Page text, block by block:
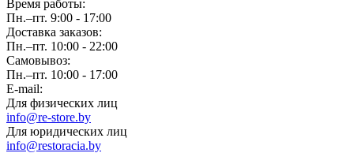
Время работы:
Пн.–пт. 9:00 - 17:00
Доставка заказов:
Пн.–пт. 10:00 - 22:00
Самовывоз:
Пн.–пт. 10:00 - 17:00
E-mail:
Для физических лиц
info@re-store.by
Для юридических лиц
info@restoracia.by